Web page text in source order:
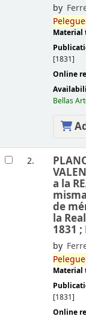
by
Material
[1831]
Online
Bellas
2.
a la
de
la
1831
by
Material
[1831]
Online